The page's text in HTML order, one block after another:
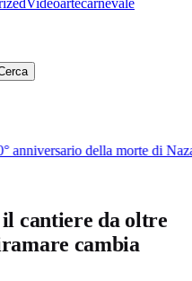
Videoartecarnevale
anniversario della morte di
cantiere da oltre
cambia